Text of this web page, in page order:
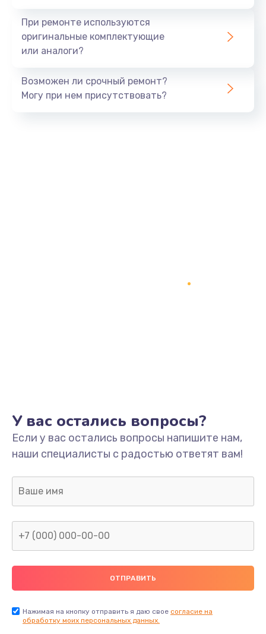
Замена процессора
Заказать
Замена оперативной памяти
Заказать
Замена клавиатуры
2500 руб.
Заказать
При ремонте используются
оригинальные комплектующие
или аналоги?
Возможен ли срочный ремонт?
Могу при нем присутствовать?
У вас остались вопросы?
Если у вас остались вопросы напишите нам,
наши специалисты с радостью ответят вам!
Нажимая на кнопку отправить я даю свое согласие на
обработку моих персональных данных.